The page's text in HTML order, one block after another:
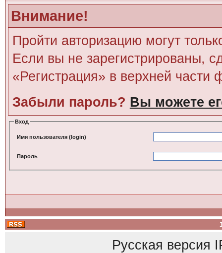
Внимание!
Пройти авторизацию могут
Если вы не зарегистрированы,
«Регистрация» в верхней части
Забыли пароль? Вы можете
Вход
Имя пользователя (login)
Пароль
Русская версия